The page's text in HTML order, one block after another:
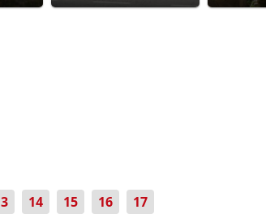
14 15 16 17